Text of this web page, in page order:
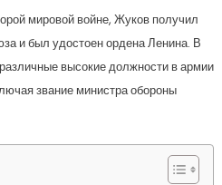
мировой войне, Жуков получил
и был удостоен ордена Ленина. В
высокие должности в армии
звание министра обороны